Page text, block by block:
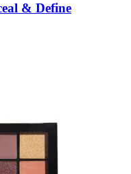
& Define